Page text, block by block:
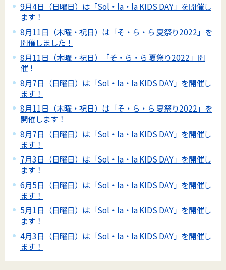
9月4日（日曜日）は「Sol・la・la KIDS DAY」を開催し
ます！
8月11日（木曜・祝日）は「そ・ら・ら 夏祭り2022」を
開催しました！
8月11日（木曜・祝日）「そ・ら・ら 夏祭り2022」開
催！
8月7日（日曜日）は「Sol・la・la KIDS DAY」を開催し
ます！
8月11日（木曜・祝日）は「そ・ら・ら 夏祭り2022」を
開催します！
8月7日（日曜日）は「Sol・la・la KIDS DAY」を開催し
ます！
7月3日（日曜日）は「Sol・la・la KIDS DAY」を開催し
ます！
6月5日（日曜日）は「Sol・la・la KIDS DAY」を開催し
ます！
5月1日（日曜日）は「Sol・la・la KIDS DAY」を開催し
ます！
4月3日（日曜日）は「Sol・la・la KIDS DAY」を開催し
ます！